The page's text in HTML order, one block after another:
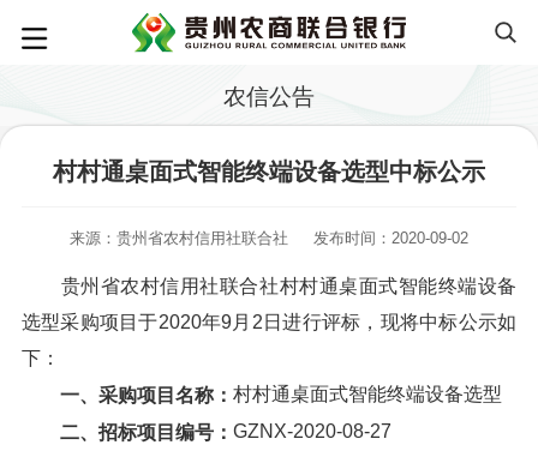
农信公告
村村通桌面式智能终端设备选型中标公示
来源：贵州省农村信用社联合社 发布时间：2020-09-02
贵州省农村信用社联合社村村通桌面式智能终端设备
选型采购项目于2020年9月2日进行评标，现将中标公示如
下：
一、采购项目名称： 村村通桌面式智能终端设备选型
二、招标项目编号： GZNX-2020-08-27